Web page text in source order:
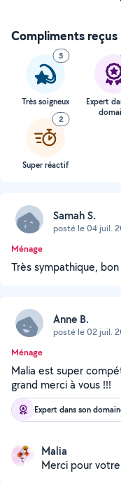
Compliments reçus
5
Très soigneux
Expert
2
Super réactif
Samah S.
posté le 04 juil.
Ménage
Très sympathique,
Anne B.
posté le 02 juil.
Ménage
Malia est super
grand merci à vous !!!
Expert dans son
Malia
Merci pour